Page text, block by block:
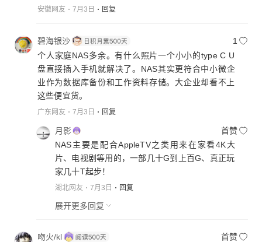
安徽网友 7月3日 回复
碧海银沙
1
个人家庭NAS多余。有什么照片一个小小的type C U
盘直接插入手机就解决了。NAS其实更符合中小微企
业作为数据库备份和工作资料存储。大企业却看不上
这些便宜货。
广东网友 7月3日 回复
月影
首赞
NAS主要是配合AppleTV之类用来在家看4K大
片、电视剧等用的，一部几十G到上百G、真正玩
家几十T起步！
湖北网友 7月3日 回复
展开更多回复
吻火/kl
首赞